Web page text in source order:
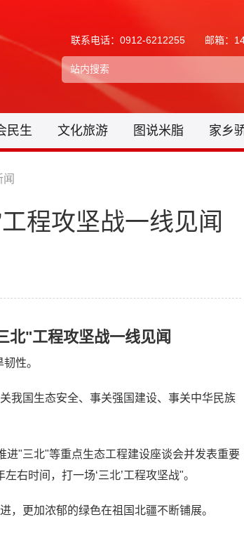
联系电话：0912-6212255 邮箱：
民生 文化旅游 图说米脂 家乡
闻
程攻坚战一线见闻
"工程攻坚战一线见闻
性。
我国生态安全、事关强国建设、事关中华民族
"三北"等重点生态工程建设座谈会并发表重要
右时间，打一场‘三北’工程攻坚战"。
，更加浓郁的绿色在祖国北疆不断铺展。